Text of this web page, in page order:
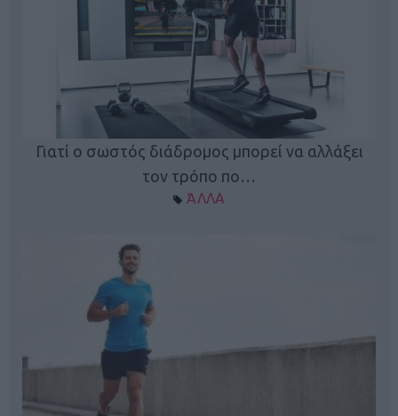
Γιατί ο σωστός διάδρομος μπορεί να αλλάξει
τον τρόπο πο…
ΆΛΛΑ